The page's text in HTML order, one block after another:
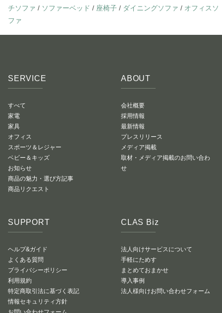
チソファ / ソファーベッド / 座椅子 / ダイニングソファ / オフィスソ
ファ
SERVICE
すべて
家電
家具
オフィス
スポーツ＆レジャー
ベビー＆キッズ
お知らせ
商品の魅力・選び方記事
商品リクエスト
ABOUT
会社概要
採用情報
最新情報
プレスリリース
メディア掲載
取材・メディア掲載のお問い合わ
せ
SUPPORT
ヘルプ&ガイド
よくある質問
プライバシーポリシー
利用規約
特定商取引法に基づく表記
情報セキュリティ方針
CLAS Biz
法人向けサービスについて
手軽にためす
まとめておまかせ
導入事例
法人様向けお問い合わせフォーム